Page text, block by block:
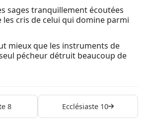
sages tranquillement écoutées
les cris de celui qui domine parmi
mieux que les instruments de
pécheur détruit beaucoup de
8 Ecclésiaste 10